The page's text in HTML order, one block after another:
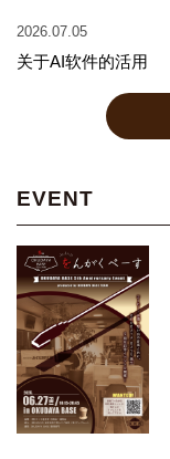
2026.07.05
关于AI软件的活用
EVENT